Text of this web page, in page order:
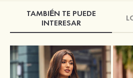
TAMBIÉN TE PUEDE
INTERESAR